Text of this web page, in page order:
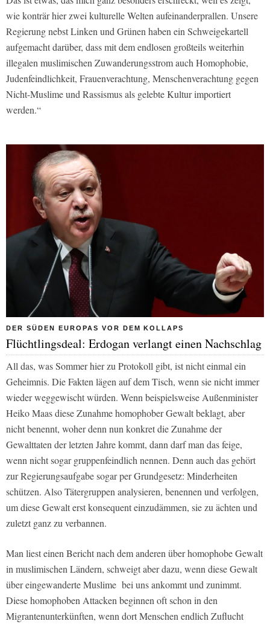
wie konträr hier zwei kulturelle Welten aufeinanderprallen. Unsere
Regierung nebst Linken und Grünen haben ein Schweigekartell
aufgemacht darüber, dass mit dem endlosen großteils weiterhin
illegalen muslimischen Zuwanderungsstrom auch Homophobie,
Judenfeindlichkeit, Frauenverachtung, Menschenverachtung gegen
Nicht-Muslime und Rassismus als gelebte Kultur importiert
werden.“
DER SÜDEN EUROPAS VOR DEM KOLLAPS
Flüchtlingsdeal: Erdogan verlangt einen Nachschlag
All das, was Sommer hier zu Protokoll gibt, ist nicht einmal ein
Geheimnis. Die Fakten lägen auf dem Tisch, wenn sie nicht immer
wieder weggewischt würden. Wenn beispielsweise Außenminister
Heiko Maas diese Zunahme homophober Gewalt beklagt, aber
nicht benennt, woher denn nun konkret die Zunahme der
Gewalttaten der letzten Jahre kommt, dann darf man das feige,
wenn nicht sogar gruppenfeindlich nennen. Denn auch das gehört
zur Regierungsaufgabe sogar per Grundgesetz: Minderheiten
schützen. Also Tätergruppen analysieren, benennen und verfolgen,
um diese Gewalt erst konsequent einzudämmen, sie zu ächten und
zuletzt ganz zu verbannen.
Man liest einen Bericht nach dem anderen über homophobe Gewalt
in muslimischen Ländern, schweigt aber dazu, wenn diese Gewalt
über eingewanderte Muslime bei uns ankommt und zunimmt.
Diese homophoben Attacken beginnen oft schon in den
Migrantenunterkünften, wenn dort Menschen endlich Zuflucht